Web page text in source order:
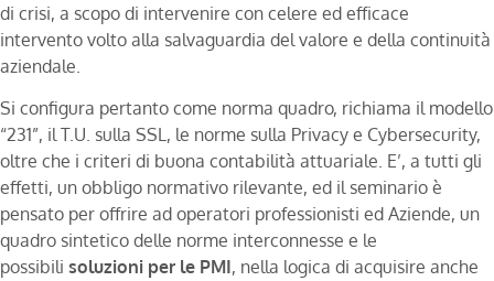
di crisi, a scopo di intervenire con celere ed efficace
intervento volto alla salvaguardia del valore e della continuità
aziendale.
Si configura pertanto come norma quadro, richiama il modello
“231”, il T.U. sulla SSL, le norme sulla Privacy e Cybersecurity,
oltre che i criteri di buona contabilità attuariale. E’, a tutti gli
effetti, un obbligo normativo rilevante, ed il seminario è
pensato per offrire ad operatori professionisti ed Aziende, un
quadro sintetico delle norme interconnesse e le
possibili soluzioni per le PMI, nella logica di acquisire anche